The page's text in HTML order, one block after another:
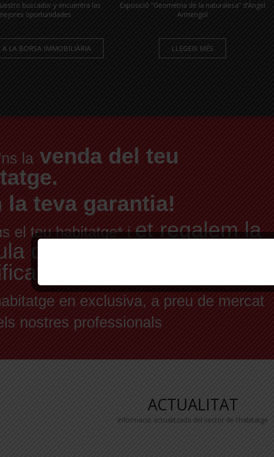
buscador y encuentra las
oportunidades
A LA BORSA IMMOBILIÀRIA
Exposició “Geometria de la naturalesa” d’Àngel
Armengol
LLEGEIX MÉS
la venda del teu
la teva garantia!
el teu habitatge* iet regalem la
d'Habitabilitat i el
Energètic
en exclusiva, a preu de mercat
nostres professionals
ACTUALITAT
Informació actualitzada del sector de l'habitatge